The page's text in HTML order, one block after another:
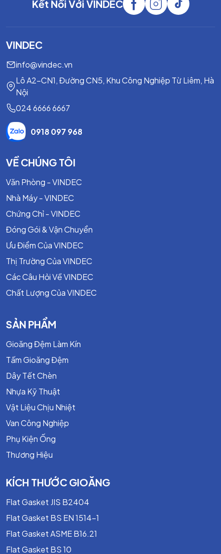
Kết Nối Với VINDEC
VINDEC
info@vindec.vn
Lô A2-CN1, Đường CN5, Khu Công Nghiệp Từ Liêm, Hà
Nội
024 6666 6667
0918 097 968
VỀ CHÚNG TÔI
Văn Phòng - VINDEC
Nhà Máy - VINDEC
Chứng Chỉ - VINDEC
Đóng Gói & Vận Chuyển
Ưu Điểm Của VINDEC
Thị Trường Của VINDEC
Các Câu Hỏi Về VINDEC
Chất Lượng Của VINDEC
SẢN PHẨM
Gioăng Đệm Làm Kín
Tấm Gioăng Đệm
Dây Tết Chèn
Nhựa Kỹ Thuật
Vật Liệu Chịu Nhiệt
Van Công Nghiệp
Phụ Kiện Ống
Thương Hiệu
KÍCH THƯỚC GIOĂNG
Flat Gasket JIS B2404
Flat Gasket BS EN 1514-1
Flat Gasket ASME B16.21
Flat Gasket BS 10